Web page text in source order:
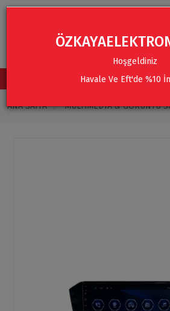
TÜM KATEGORİLER
ANA SAYFA MULTIMEDYA & GÖRÜNTÜ
Hoşgeldiniz
Havale Ve Eft'de %10